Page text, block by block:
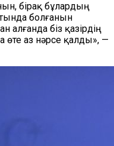
бірақ бұлардың
болғанын
алғанда біз қазірдің
өте аз нәрсе қалды», —